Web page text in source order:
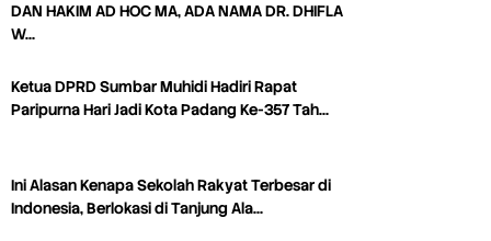
DAN HAKIM AD HOC MA, ADA NAMA DR. DHIFLA
W…
Ketua DPRD Sumbar Muhidi Hadiri Rapat
Paripurna Hari Jadi Kota Padang Ke-357 Tah…
Ini Alasan Kenapa Sekolah Rakyat Terbesar di
Indonesia, Berlokasi di Tanjung Ala…